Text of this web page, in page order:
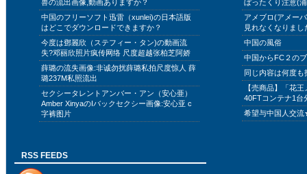
兽の流出画像,動画ありますか？
中国のフリーソフト迅雷（xunlei)の日本語版
はどこでダウンロードできますか？
今度は鄧麗欣（ステフィー・タン)の動画流
失?邓丽欣照片疯传网络 尺度超越张柏芝阿娇
薛璐の流失画像:非诚勿扰薛璐私拍尺度惊人 薛
璐237M私照流出
セクシータレントアンバー・アン（安心亜）
Amber XinyaのIバックセクシー画像:安心亚 c
字裤图片
ぼったくり注意(
アメブロ(アメー
見れなくなりまし
中国の風俗
中国からFC２の
同じ内容は何度
【売商品】「花
40FTコンテナ1台
希望与中国人交
RSS FEEDS